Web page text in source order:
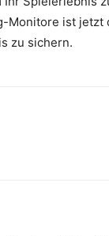
Monitore ist jetzt
zu sichern.